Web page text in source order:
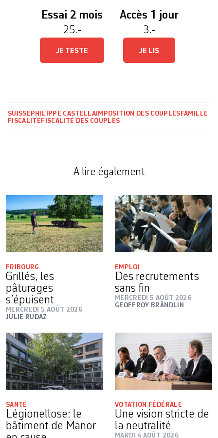
Essai 2 mois
25.-
JE TESTE
Accès 1 jour
3.-
JE LIS
SUISSE PHILIPPE CASTELLA IMPOSITION DES COUPLES FAMILLE
FISCALITÉ FISCALITÉ DES COUPLES
A lire également
FRIBOURG
Grillés, les
pâturages
s’épuisent
MERCREDI 5 AOÛT 2026
JULIE RUDAZ
EMPLOI
Des recrutements
sans fin
MERCREDI 5 AOÛT 2026
GEOFFROY BRÄNDLIN
SANTÉ
Légionellose: le
bâtiment de Manor
VOTATION FÉDÉRALE
Une vision stricte de
la neutralité
MARDI 4 AOÛT 2026